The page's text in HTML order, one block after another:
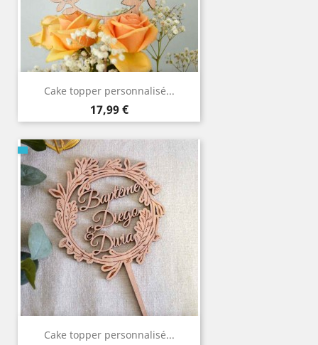
Cake topper personnalisé...
Prix
17,99 €
Cake topper personnalisé...